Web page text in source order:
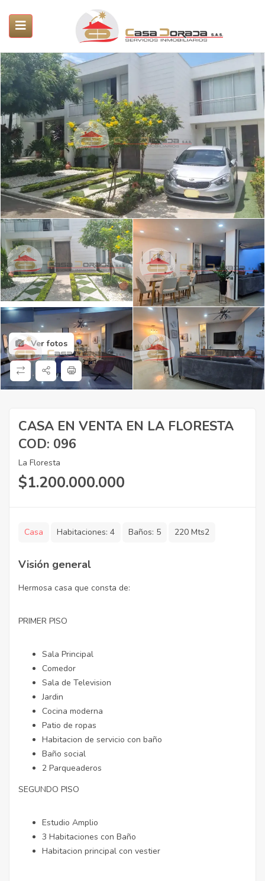
(Servicios)
(Propiedades)
(PROYECTOS)
(Nosotros)
Ver fotos
CASA EN VENTA EN LA FLORESTA
COD: 096
La Floresta
$1.200.000.000
Casa Habitaciones: 4 Baños: 5 220 Mts2
Visión general
Hermosa casa que consta de:
PRIMER PISO
Sala Principal
Comedor
Sala de Television
Jardin
Cocina moderna
Patio de ropas
Habitacion de servicio con baño
Baño social
2 Parqueaderos
SEGUNDO PISO
Estudio Amplio
3 Habitaciones con Baño
Habitacion principal con vestier